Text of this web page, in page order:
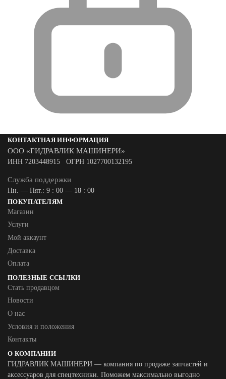
КОНТАКТНАЯ ИНФОРМАЦИЯ
ООО «ГИДРАВЛИК МАШИНЕРИ»
ИНН 7203448915 ОГРН 1027700132195
Служба поддержки
Пн. — Пят.: 9 : 00 — 18 : 00
ПОКУПАТЕЛЯМ
Магазин
Услуги
Мой аккаунт
Доставка
Оплата
ПОЛЕЗНЫЕ ССЫЛКИ
Стать продавцом
Новости
О нас
Условия и положения
Контакты
О КОМПАНИИ
ГИДРАВЛИК МАШИНЕРИ — компания по продаже запчастей и
аксессуаров для спецтехники. Поможем максимально выгодно